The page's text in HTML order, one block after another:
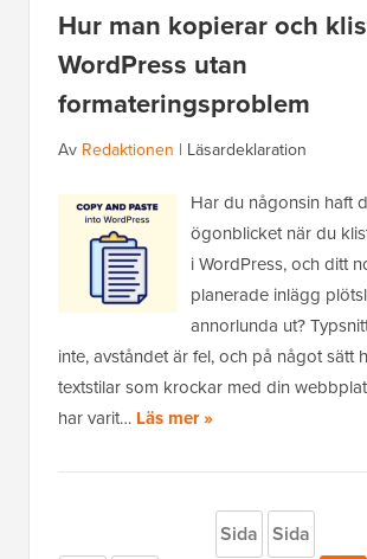
Hur man kopierar och
WordPress utan
formateringsproblem
Av Redaktionen | Läsardeklaration
Har du någonsin haft
ögonblicket när du
i WordPress, och ditt
planerade inlägg
annorlunda ut?
inte, avståndet är fel, och på något sätt
textstilar som krockar med din
har varit… Läs mer »
Sida Sida